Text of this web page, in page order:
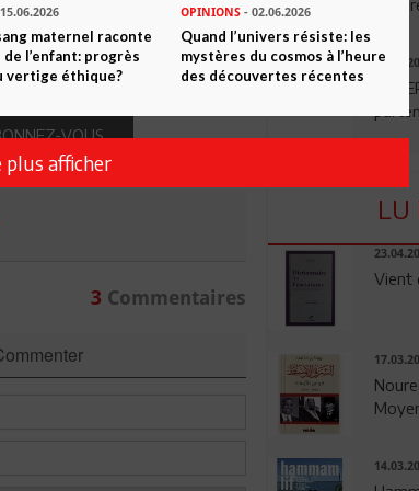
AMIS !
VOUS
3 Commentaires
La
LU
Vient
maternel raconte
de l’enfant: progrès
vertige éthique?
OPINIONS- 02.06.2026
Quand l’univers résiste: les
mystères du cosmos à l’heure
des découvertes récentes
plus afficher